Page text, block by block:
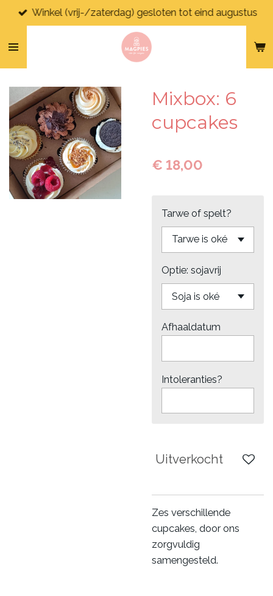
direct
naar
Winkel (vrij-/zaterdag) gesloten tot eind augustus
Mixbox: 6
cupcakes
€ 18,00
Tarwe of spelt?
Optie: sojavrij
Afhaaldatum
Intoleranties?
Uitverkocht
Zes verschillende
cupcakes, door ons
zorgvuldig
samengesteld.